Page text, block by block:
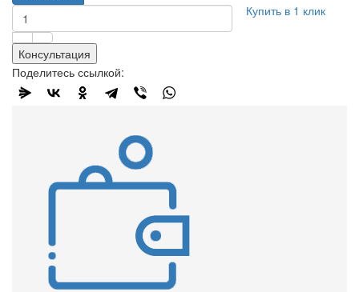
Купить в 1 клик
Консультация
Поделитесь ссылкой: